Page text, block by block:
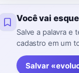
Você vai
Salve a palavra e
cadastro em um
Salvar